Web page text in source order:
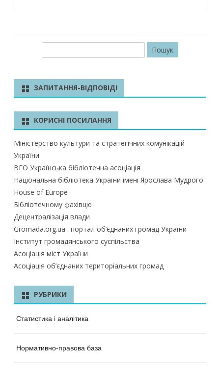
к
ЗАПИТАННЯ-ВІДПОВІДІ
КОРИСНІ ПОСИЛАННЯ
Міністерство культури та стратегічних комунікацій
України
ВГО Українська бібліотечна асоціація
Національна бібліотека України імені Ярослава Мудрого
House of Europe
Бібліотечному фахівцю
Децентралізація влади
Gromada.org.ua : портал об’єднаних громад України
Інститут громадянського суспільства
Асоціація міст України
Асоціація об’єднаних територіальних громад
РУБРИКИ
Статистика і аналітика
Нормативно-правова база